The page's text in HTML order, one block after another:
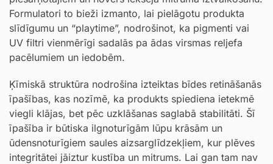
Formulatori to bieži izmanto, lai pielāgotu produkta
slīdīgumu un “playtime”, nodrošinot, ka pigmenti vai
UV filtri vienmērīgi sadalās pa ādas virsmas reljefa
pacēlumiem un iedobēm.
Ķīmiskā struktūra nodrošina izteiktas bīdes retināšanās
īpašības, kas nozīmē, ka produkts spiediena ietekmē
viegli klājas, bet pēc uzklāšanas saglabā stabilitāti. Šī
īpašība ir būtiska ilgnoturīgām lūpu krāsām un
ūdensnoturīgiem saules aizsarglīdzekļiem, kur plēves
integritātei jāiztur kustība un mitrums. Lai gan tam nav